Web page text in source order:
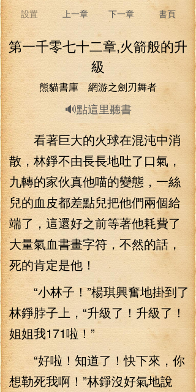
設置 上一章 下一章 書頁
第一千零七十二章,火箭般的升
級
熊貓書庫 網游之劍刃舞者
🔊點這里聽書
看著巨大的火球在混沌中消
散，林錚不由長長地吐了口氣，
九轉的家伙真他喵的變態，一絲
兒的血皮都差點兒把他們兩個給
端了，這還好之前等著他耗費了
大量氣血書畫字符，不然的話，
死的肯定是他！
“小林子！”楊琪興奮地掛到了
林錚脖子上，“升級了！升級了！
姐姐我171啦！”
“好啦！知道了！快下來，你
想勒死我啊！”林錚沒好氣地說